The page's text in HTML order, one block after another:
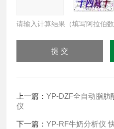
请输入计算结果（填写阿拉伯
上一篇：YP-DZF全自动脂肪
仪
下一篇：YP-RF牛奶分析仪